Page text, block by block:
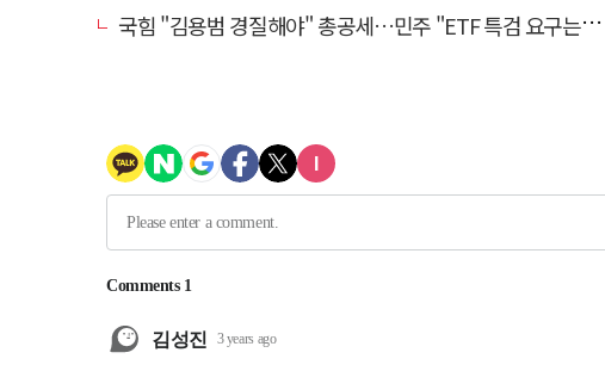
국힘 "김용범 경질해야" 총공세…민주 "ETF 특검 요구는 마타도어"